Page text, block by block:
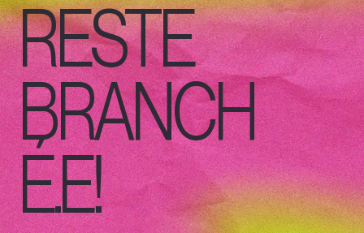
RESTE
BRANCH
É.E!